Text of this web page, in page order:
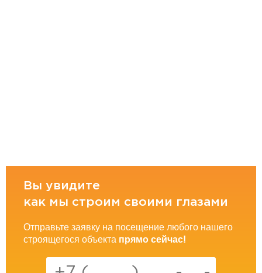
Вы увидите
как мы строим своими глазами
Отправьте заявку на посещение любого нашего
строящегося объекта прямо сейчас!